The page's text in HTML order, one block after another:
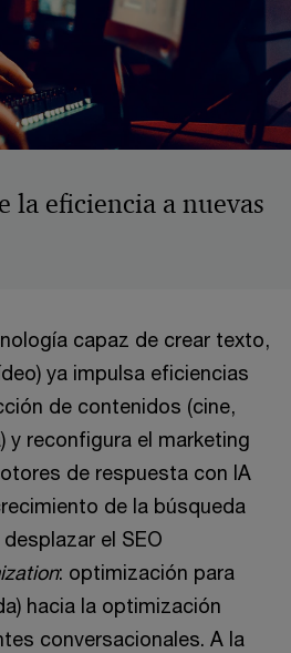
la eficiencia a nuevas
capaz de crear texto,
ya impulsa eficiencias
de contenidos (cine,
y reconfigura el marketing
de respuesta con IA
de la búsqueda
el SEO
: optimización para
hacia la optimización
conversacionales. A la